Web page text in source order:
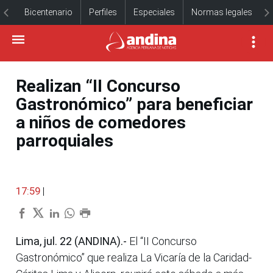
Bicentenario Perfiles Especiales Normas legales
Realizan “II Concurso
Gastronómico” para beneficiar
a niños de comedores
parroquiales
17:59 |
Lima, jul. 22 (ANDINA).- El “II Concurso
Gastronómico” que realiza La Vicaría de la Caridad-